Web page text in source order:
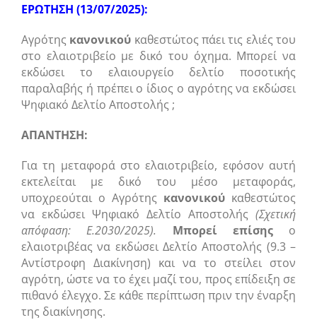
ΕΡΩΤΗΣΗ (13/07/2025):
Αγρότης κανονικού καθεστώτος πάει τις ελιές του
στο ελαιοτριβείο με δικό του όχημα. Μπορεί να
εκδώσει το ελαιουργείο δελτίο ποσοτικής
παραλαβής ή πρέπει ο ίδιος ο αγρότης να εκδώσει
Ψηφιακό Δελτίο Αποστολής ;
ΑΠΑΝΤΗΣΗ:
Για τη μεταφορά στο ελαιοτριβείο, εφόσον αυτή
εκτελείται με δικό του μέσο μεταφοράς,
υποχρεούται ο Αγρότης κανονικού καθεστώτος
να εκδώσει Ψηφιακό Δελτίο Αποστολής (Σχετική
απόφαση: Ε.2030/2025).
Μπορεί επίσηςο
ελαιοτριβέας να εκδώσει Δελτίο Αποστολής (9.3 –
Αντίστροφη Διακίνηση) και να το στείλει στον
αγρότη, ώστε να το έχει μαζί του, προς επίδειξη σε
πιθανό έλεγχο. Σε κάθε περίπτωση πριν την έναρξη
της διακίνησης.